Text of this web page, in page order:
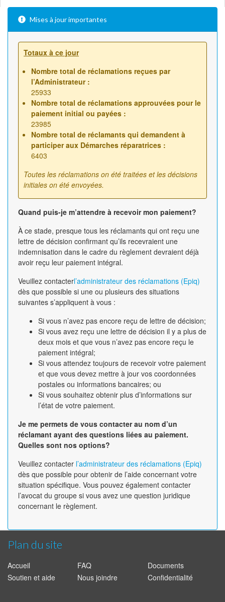
Mises à jour importantes
Totaux à ce jour
Nombre total de réclamations reçues par
l’Administrateur :
25933
Nombre total de réclamations approuvées pour le
paiement initial ou payées :
23985
Nombre total de réclamants qui demandent à
participer aux Démarches réparatrices :
6403
Toutes les réclamations on été traitées et les décisions
initiales on été envoyées.
Quand puis-je m’attendre à recevoir mon paiement?
À ce stade, presque tous les réclamants qui ont reçu une
lettre de décision confirmant qu’ils recevraient une
indemnisation dans le cadre du règlement devraient déjà
avoir reçu leur paiement intégral.
Veuillez contacterl’administrateur des réclamations (Epiq)
dès que possible si une ou plusieurs des situations
suivantes s’appliquent à vous :
Si vous n’avez pas encore reçu de lettre de décision;
Si vous avez reçu une lettre de décision il y a plus de
deux mois et que vous n’avez pas encore reçu le
paiement intégral;
Si vous attendez toujours de recevoir votre paiement
et que vous devez mettre à jour vos coordonnées
postales ou informations bancaires; ou
Si vous souhaitez obtenir plus d’informations sur
l’état de votre paiement.
Je me permets de vous contacter au nom d’un
réclamant ayant des questions liées au paiement.
Quelles sont nos options?
Veuillez contacter l’administrateur des réclamations (Epiq)
dès que possible pour obtenir de l’aide concernant votre
situation spécifique. Vous pouvez également contacter
l’avocat du groupe si vous avez une question juridique
concernant le règlement.
Plan du site
Accueil FAQ
Documents
Soutien et aide
Nous joindre Confidentialité